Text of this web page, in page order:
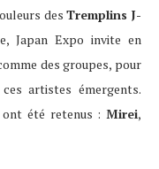
des Tremplins J-
Japan Expo invite en
des groupes, pour
artistes émergents.
été retenus : Mirei,